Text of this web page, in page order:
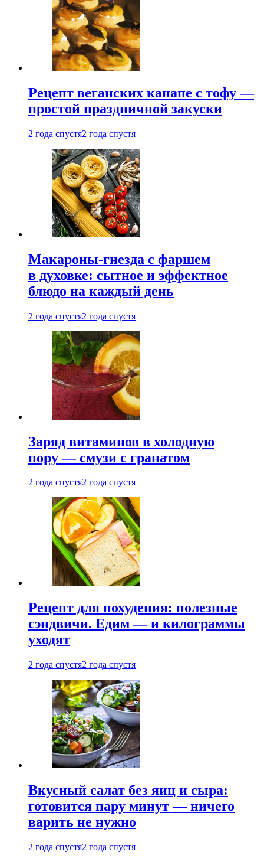
Рецепт веганских канапе с тофу —
простой праздничной закуски
2 года спустя2 года спустя
Макароны-гнезда с фаршем
в духовке: сытное и эффектное
блюдо на каждый день
2 года спустя2 года спустя
Заряд витаминов в холодную
пору — смузи с гранатом
2 года спустя2 года спустя
Рецепт для похудения: полезные
сэндвичи. Едим — и килограммы
уходят
2 года спустя2 года спустя
Вкусный салат без яиц и сыра:
готовится пару минут — ничего
варить не нужно
2 года спустя2 года спустя